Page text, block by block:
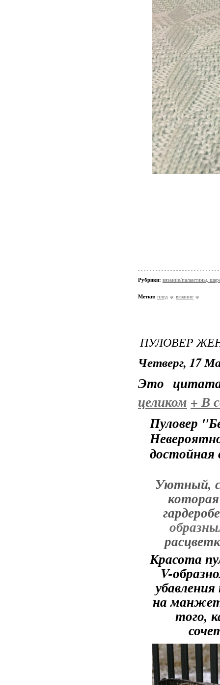
Рубрики: вязание/палантины,
Метки: плед вязание
ПУЛОВЕР
Четверг, 17
Это
целиком +В
Пуловер
достойная
Уютный,
Красота
V-
на
того,